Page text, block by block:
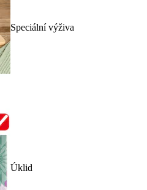
Speciální výživa
Úklid